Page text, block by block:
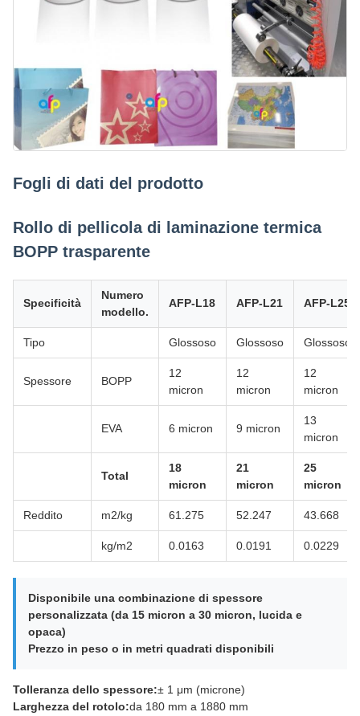
Fogli di dati del prodotto
Rollo di pellicola di laminazione termica
BOPP trasparente
Specificità
Numero
modello.
AFP-L18 AFP-L21 AFP-L25
Tipo Glossoso Glossoso Glossoso
Spessore BOPP
12
micron
12
micron
12
micron
EVA 6 micron 9 micron
13
micron
Total
18
micron
21
micron
25
micron
Reddito m2/kg 61.275 52.247 43.668
kg/m2 0.0163 0.0191 0.0229
Disponibile una combinazione di spessore
personalizzata (da 15 micron a 30 micron, lucida e
opaca)
Prezzo in peso o in metri quadrati disponibili
Tolleranza dello spessore:± 1 μm (microne)
Larghezza del rotolo:da 180 mm a 1880 mm